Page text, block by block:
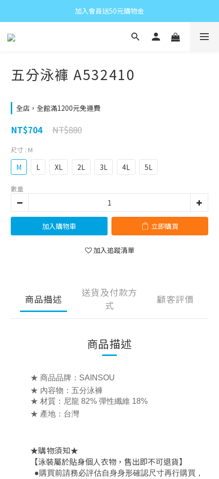
加入會員送50元購物金
五分泳褲 A532410
全店，全館滿1200元免運費
NT$880
NT$704
尺寸 : M
M L XL 2L 3L 4L 5L
數量
加入購物車 立即購買
加入追蹤清單
商品描述
送貨及付款方
式
顧客評價
商品描述
★ 商品品牌：SAINSOU
★ 內容物：五分泳褲
★ 材質：尼龍 82% 彈性纖維 18%
★ 產地：台灣
★購物須知★
【泳裝屬於貼身個人衣物，售出即不可退貨】
●購買前請務必評估自身身形確認尺寸再行購買 ，